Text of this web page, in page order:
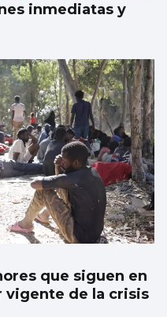
inmediatas y
que siguen en
vigente de la crisis